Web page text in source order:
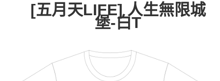
全盈+PAY
全家取貨付款
[五月天LIFE] 人生無限城
堡-白T